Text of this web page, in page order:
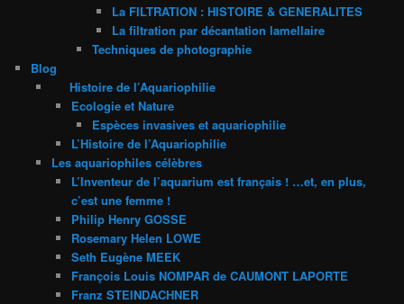
La FILTRATION : HISTOIRE & GENERALITES
La filtration par décantation lamellaire
Techniques de photographie
Blog
Histoire de l’Aquariophilie
Ecologie et Nature
Espèces invasives et aquariophilie
L’Histoire de l’Aquariophilie
Les aquariophiles célèbres
L’Inventeur de l’aquarium est français ! …et, en plus,
c’est une femme !
Philip Henry GOSSE
Rosemary Helen LOWE
Seth Eugène MEEK
François Louis NOMPAR de CAUMONT LAPORTE
Franz STEINDACHNER